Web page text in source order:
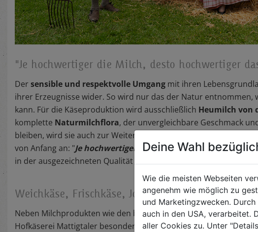
"Je hochwertiger die Milch, desto hochwertiger
Der sensible und respektvolle Umgang mit ihren
ihrer Erzeugnisse wider. So wird nur das der Natur entnommen,
kann. Für die Käseproduktion wird ausschließlich Heumilch von
komplette Naturmilchflora, der unvergleichbare Geschmack
bleiben, wird sie auch zur Weiterverarbeitung nicht erhitzt. Die
von Anfang an: "Je hochwertiger die Milch, desto hochwertiger
in der ausgezeichneten Qualität der Erzeugnisse wider.
Weichkäse, Frischkäse, Joghurt und vieles mehr
Neben Milchprodukten wie den beliebten Joghurts(natur oder
Hofkäserei Mattigtaler besonders auch für ihre Weichkäseund
Deine Wahl
Wie die meisten Webseiten
angenehm wie möglich zu
und Marketingzwecken.
auch in den USA, verarbeitet.
aller Cookies zu. Unter